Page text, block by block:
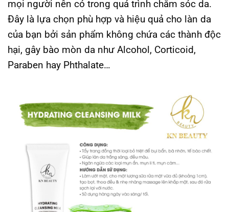
mọi người nên có trong quá trình chăm sóc da.
Đây là lựa chọn phù hợp và hiệu quả cho làn da
của bạn bởi sản phẩm không chứa các thành độc
hại, gây bào mòn da như Alcohol, Corticoid,
Paraben hay Phthalate…